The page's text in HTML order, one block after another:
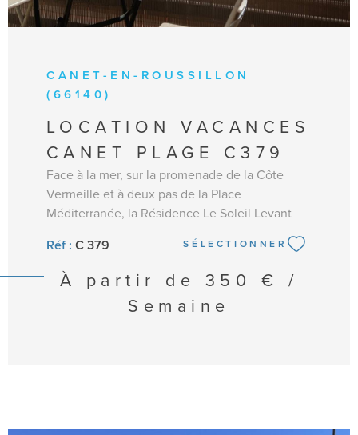
CANET-EN-ROUSSILLON
(66140)
LOCATION VACANCES
CANET PLAGE C379
Face à la mer, sur la promenade de la Côte
Vermeille et à deux pas de la Place
Méditerranée, la Résidence Le Soleil Levant
vous séduira par ses nombreux atouts : accès
direct à la plage, parking privé, ascenseur,
proximité des commerces et animations. Au 1er
étage, Appartement de type deux pièces,
traversant d’environ 33 m2, aménagement
Réf : C 379 SÉLECTIONNER
À partir de
350 € /
Semaine